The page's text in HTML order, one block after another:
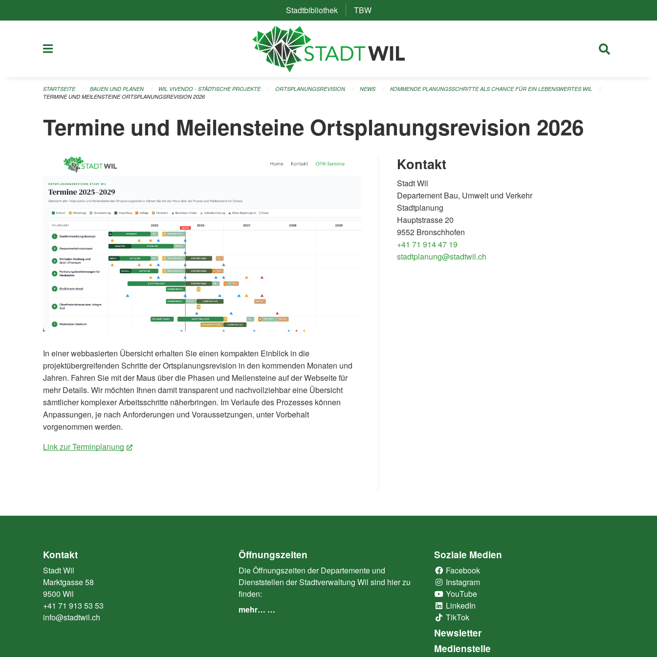
Stadtbibliothek(External Link)
TBW(External Link)
STARTSEITE BAUEN UND PLANEN WIL VIVENDO - STÄDTISCHE PROJEKTE ORTSPLANUNGSREVISION NEWS
KOMMENDE PLANUNGSSCHRITTE ALS CHANCE FÜR EIN LEBENSWERTES WIL
TERMINE UND MEILENSTEINE ORTSPLANUNGSREVISION 2026
Termine und Meilensteine Ortsplanungsrevision 2026
In einer webbasierten Übersicht erhalten Sie einen kompakten Einblick in die
projektübergreifenden Schritte der Ortsplanungsrevision in den kommenden Monaten und
Jahren. Fahren Sie mit der Maus über die Phasen und Meilensteine auf der Webseite für
mehr Details. Wir möchten Ihnen damit transparent und nachvollziehbar eine Übersicht
sämtlicher komplexer Arbeitsschritte näherbringen. Im Verlaufe des Prozesses können
Anpassungen, je nach Anforderungen und Voraussetzungen, unter Vorbehalt
vorgenommen werden.
Link zur Terminplanung
(External Link)
Kontakt
Stadt Wil
Departement Bau, Umwelt und Verkehr
Stadtplanung
Hauptstrasse 20
9552 Bronschhofen
+41 71 914 47 19
stadtplanung@stadtwil.ch
Kontakt
Stadt Wil
Marktgasse 58
9500 Wil
+41 71 913 53 53
info@stadtwil.ch
Öffnungszeiten
Die Öffnungszeiten der Departemente und
Dienststellen der Stadtverwaltung Wil sind hier zu
finden:
mehr… …
Soziale Medien
Facebook
Instagram
YouTube
LinkedIn
TikTok
Newsletter
Medienstelle